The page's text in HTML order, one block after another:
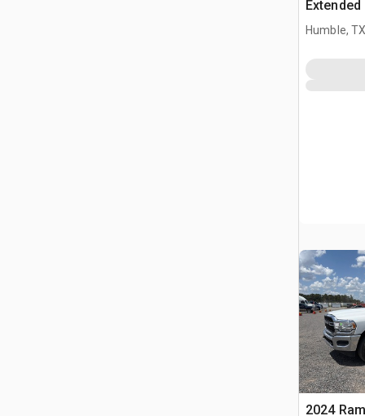
Humble,
2024